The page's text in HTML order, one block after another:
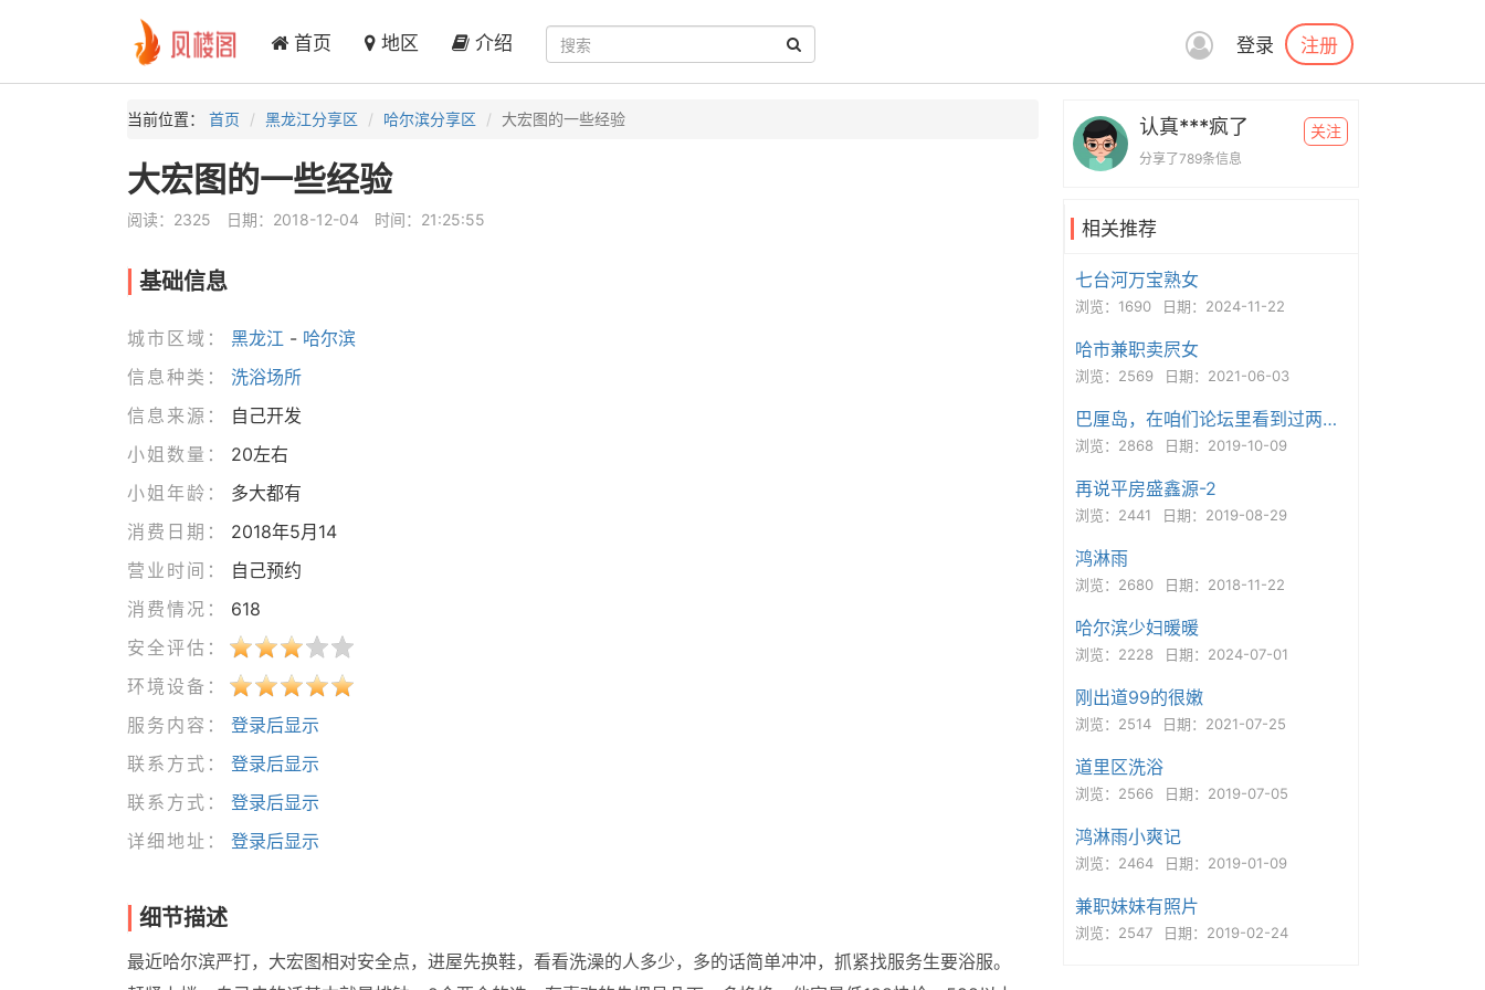
首页 地区 介绍 登录 注册
当前位置： 首页 黑龙江分享区 哈尔滨分享区 大宏图的一些经验
大宏图的一些经验
阅读：2325 日期：2018-12-04 时间：21:25:55
基础信息
城市区域： 黑龙江 - 哈尔滨
信息种类：
洗浴场所
信息来源：
自己开发
小姐数量：
20左右
小姐年龄：
多大都有
消费日期：
2018年5月14
营业时间：
自己预约
消费情况：
618
安全评估：
环境设备：
服务内容：
登录后显示
联系方式：
登录后显示
联系方式：
登录后显示
详细地址：
登录后显示
细节描述
最近哈尔滨严打，大宏图相对安全点，进屋先换鞋，看看洗澡的人多少，多的话简单冲冲，抓紧找服务生要浴服。
认真***疯了
分享了789条信息
关注
相关推荐
七台河万宝熟女
浏览：1690 日期：2024-11-22
哈市兼职卖屄女
浏览：2569 日期：2021-06-03
巴厘岛，在咱们论坛里看到过两位朋友提到这
浏览：2868 日期：2019-10-09
再说平房盛鑫源-2
浏览：2441 日期：2019-08-29
鸿淋雨
浏览：2680 日期：2018-11-22
哈尔滨少妇暖暖
浏览：2228 日期：2024-07-01
刚出道99的很嫩
浏览：2514 日期：2021-07-25
道里区洗浴
浏览：2566 日期：2019-07-05
鸿淋雨小爽记
浏览：2464 日期：2019-01-09
兼职妹妹有照片
浏览：2547 日期：2019-02-24